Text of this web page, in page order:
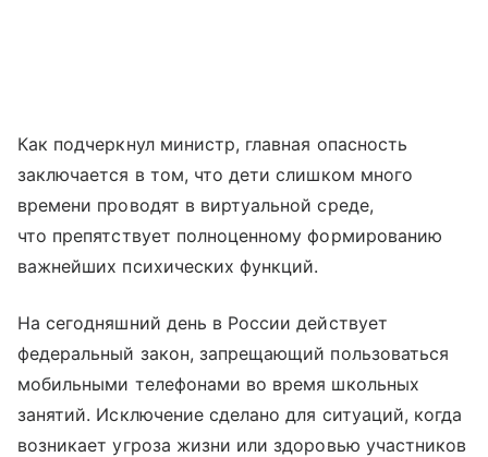
Как подчеркнул министр, главная опасность
заключается в том, что дети слишком много
времени проводят в виртуальной среде,
что препятствует полноценному формированию
важнейших психических функций.
На сегодняшний день в России действует
федеральный закон, запрещающий пользоваться
мобильными телефонами во время школьных
занятий. Исключение сделано для ситуаций, когда
возникает угроза жизни или здоровью участников